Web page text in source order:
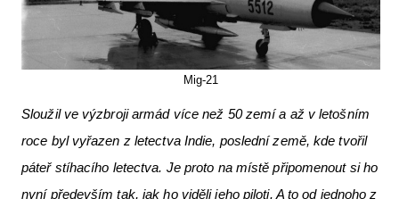
Mig-21
Sloužil ve výzbroji armád více než 50 zemí a až v letošním
roce byl vyřazen z letectva Indie, poslední země, kde tvořil
páteř stíhacího letectva. Je proto na místě připomenout si ho
nyní především tak, jak ho viděli jeho piloti. A to od jednoho z
VFR Communication app
The SAFE Guide app
Nabídky práce v letectví
Inzerujte s námi
E-SHOP